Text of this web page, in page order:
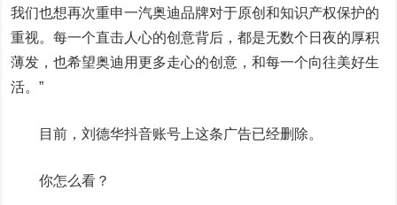
我们也想再次重申一汽奥迪品牌对于原创和知识产权保护的
重视。每一个直击人心的创意背后，都是无数个日夜的厚积
薄发，也希望奥迪用更多走心的创意，和每一个向往美好生
活。”
目前，刘德华抖音账号上这条广告已经删除。
你怎么看？